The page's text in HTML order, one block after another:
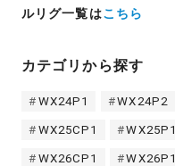
ルリグ一覧はこちら
カテゴリから探す
WX24P1 WX24P2
WX25CP1 WX25P1
WX26CP1 WX26P1